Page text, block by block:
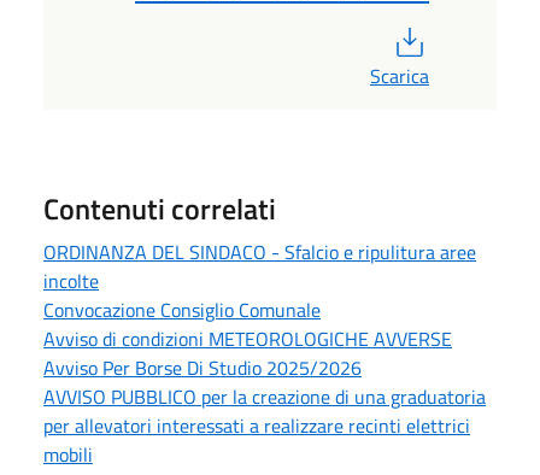
Scarica
Contenuti correlati
ORDINANZA DEL SINDACO - Sfalcio e ripulitura aree
incolte
Convocazione Consiglio Comunale
Avviso di condizioni METEOROLOGICHE AVVERSE
Avviso Per Borse Di Studio 2025/2026
AVVISO PUBBLICO per la creazione di una graduatoria
per allevatori interessati a realizzare recinti elettrici
mobili